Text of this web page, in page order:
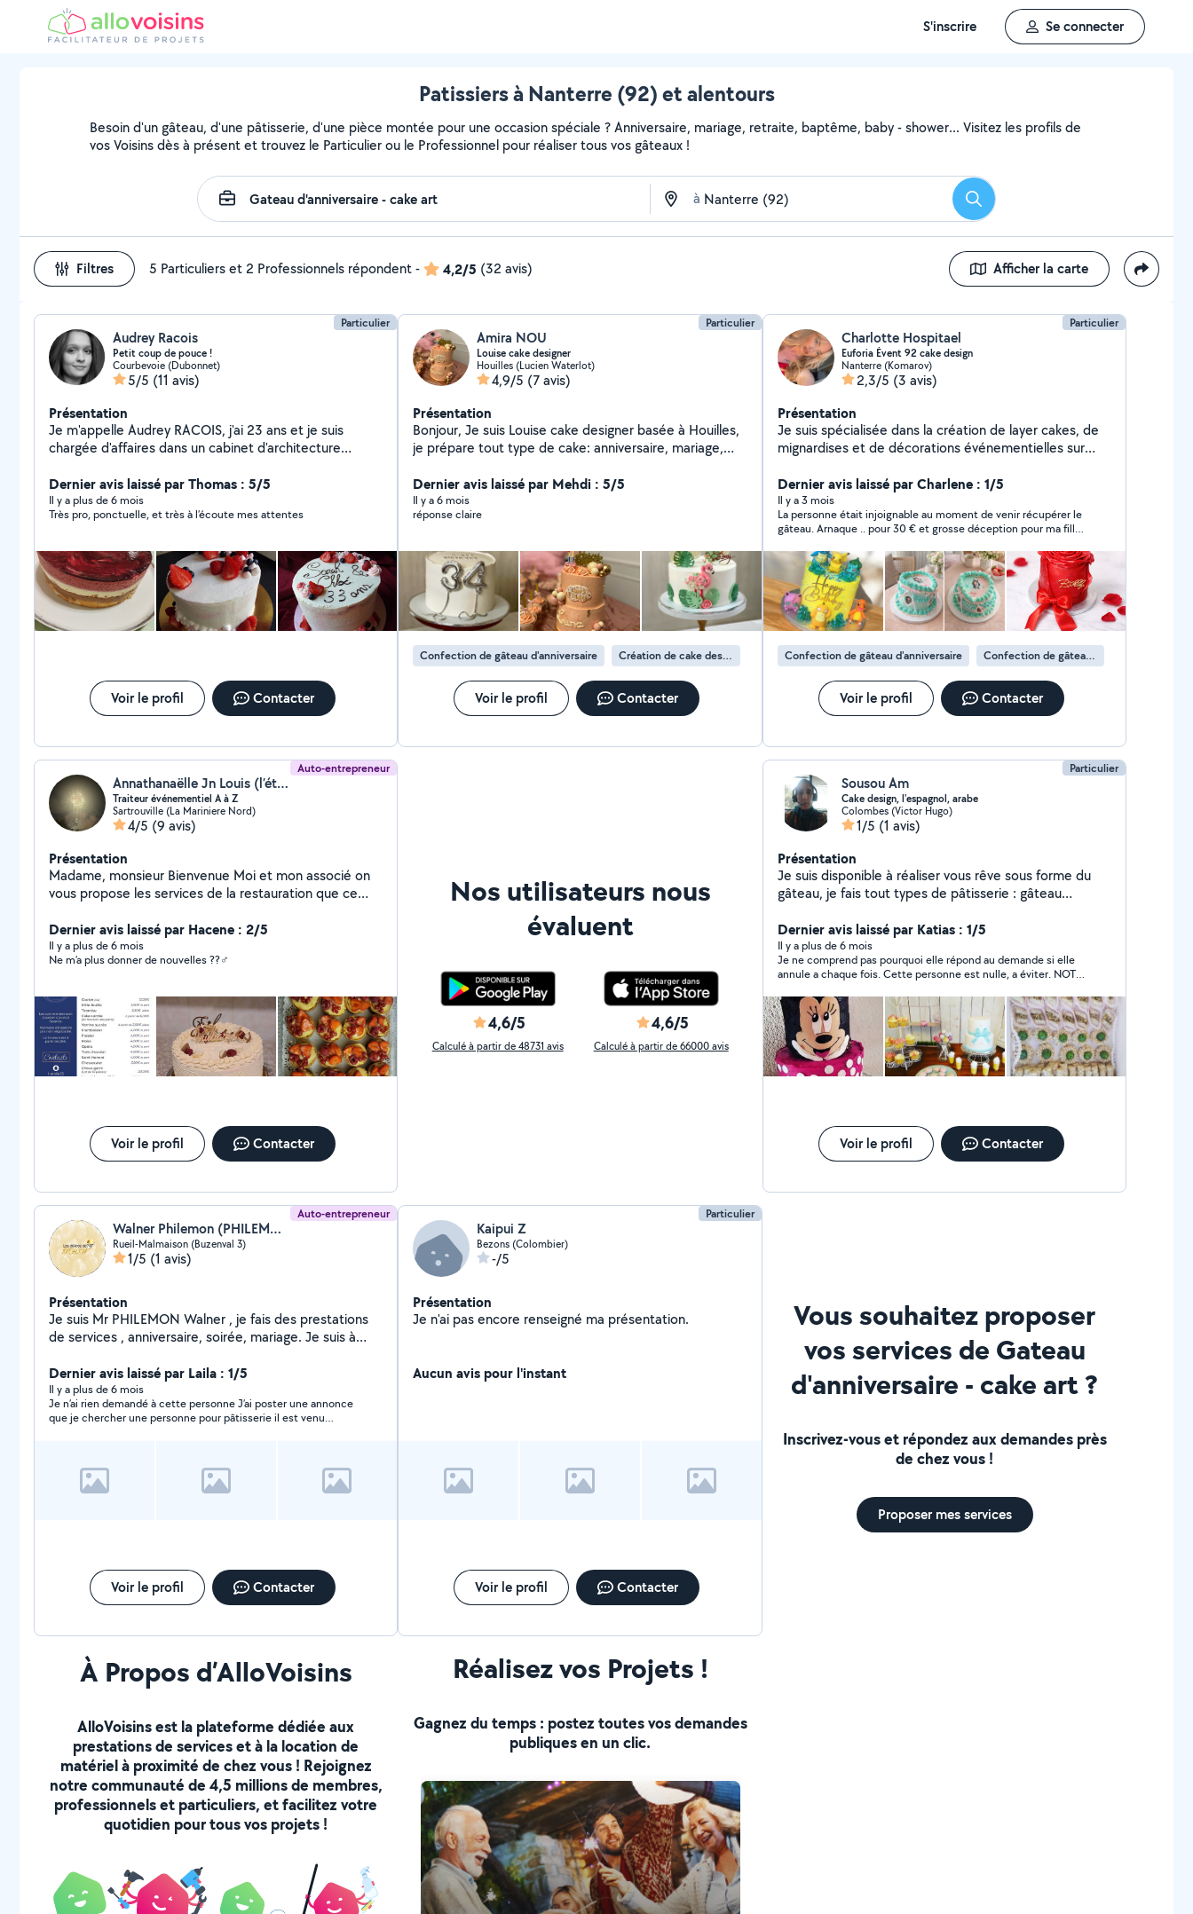
S'inscrire Se connecter
Patissiers à Nanterre (92) et alentours
Besoin d'un gâteau, d'une pâtisserie, d'une pièce montée pour une occasion spéciale ? Anniversaire, mariage, retraite, baptême, baby - shower... Visitez les profils de
vos Voisins dès à présent et trouvez le Particulier ou le Professionnel pour réaliser tous vos gâteaux !
à Rechercher
Filtres 5 Particuliers et 2 Professionnels répondent- 4,2/5 (32 avis) Afficher la carte
Particulier
Audrey Racois
Petit coup de pouce !
Courbevoie (Dubonnet)
5/5 (11 avis)
Présentation
Je m'appelle Audrey RACOIS, j'ai 23 ans et je suis
chargée d'affaires dans un cabinet d'architecture
libre afin d'arrondir mes fins de mois et d'aider des
personnes dans les domaines suivants: Architecture: -
réalisation de plan 2D/3D -réalisation de planning de
personne: -garde d'enfants occasionnelle -grand
ménage (lavage des sols, vitres, vaisselles, linge,
repassage...) disponible uniquement les weekend -
repassage (à mon domicile) -préparation de repas
régulier (meal prep) -réalisation de gâteaux (amateur)
Dernier avis laissé par Thomas : 5/5
Il y a plus de 6 mois
Très pro, ponctuelle, et très à l’écoute mes attentes
Voir le profil Contacter
Particulier
Amira NOU
Louise cake designer
Houilles (Lucien Waterlot)
4,9/5 (7 avis)
Présentation
Bonjour, Je suis Louise cake designer basée à Houilles,
je prépare tout type de cake: anniversaire, mariage,
vos demandes et questions.
Dernier avis laissé par Mehdi : 5/5
Il y a 6 mois
réponse claire
Confection de gâteau d'anniversaire Création de cake design
Voir le profil Contacter
Particulier
Charlotte Hospitael
Euforia Évent 92 cake design
Nanterre (Komarov)
2,3/5 (3 avis)
Présentation
Je suis spécialisée dans la création de layer cakes, de
mignardises et de décorations événementielles sur
maison, avec des ingrédients soigneusement
sélectionnés pour garantir qualité, fraîcheur et saveurs
authentiques. Je mets un point d'honneur à offrir des
créations aussi élégantes que gourmandes, pensées
dans les moindres détails pour sublimer vos
événements. Mon objectif est simple : vous proposer
des produits artisanaux, raffinés et réalisés avec
passion.
Dernier avis laissé par Charlene : 1/5
Il y a 3 mois
La personne était injoignable au moment de venir récupérer le
gâteau. Arnaque .. pour 30 € et grosse déception pour ma fille
Confection de gâteau d'anniversaire Confection de gâteau de mariage
Voir le profil Contacter
Auto-entrepreneur
Annathanaëlle Jn Louis (l’étoile Anna et Jacques)
Traiteur événementiel A à Z
Sartrouville (La Mariniere Nord)
4/5 (9 avis)
Présentation
Madame, monsieur Bienvenue Moi et mon associé on
vous propose les services de la restauration que ce
choses nous vous proposons des produits frais et fais
maison vous trouverais pas moins cher ailleurs Une
cuisine qui a 10 ans expérience dans la restauration
le traiteur et boulangerie un parfait mélange pour vos
futures évènements Vous pouvez voir nos photos nos
flyers sur Instagram au nom letoileanneetjacques
N'hésitez pas à nous Conctacté
Dernier avis laissé par Hacene : 2/5
Il y a plus de 6 mois
Ne m’a plus donner de nouvelles ??‍♂️
Voir le profil Contacter
Nos utilisateurs nous
évaluent
4,6/5
Calculé à partir de 48731 avis
4,6/5
Calculé à partir de 66000 avis
Particulier
Sousou Am
Cake design, l'espagnol, arabe
Colombes (Victor Hugo)
1/5 (1 avis)
Présentation
Je suis disponible à réaliser vous rêve sous forme du
gâteau, je fais tout types de pâtisserie : gâteau
Dernier avis laissé par Katias : 1/5
Il y a plus de 6 mois
Je ne comprend pas pourquoi elle répond au demande si elle
annule a chaque fois. Cette personne est nulle, a éviter. NOTE
Voir le profil Contacter
Auto-entrepreneur
Walner Philemon (PHILEMON)
Rueil-Malmaison (Buzenval 3)
1/5 (1 avis)
Présentation
Je suis Mr PHILEMON Walner , je fais des prestations
de services , anniversaire, soirée, mariage. Je suis à
Dernier avis laissé par Laila : 1/5
Il y a plus de 6 mois
Je n’ai rien demandé à cette personne J’ai poster une annonce
que je chercher une personne pour pâtisserie il est venu
Voir le profil Contacter
Particulier
Kaipui Z
Bezons (Colombier)
-/5
Présentation
Je n'ai pas encore renseigné ma présentation.
Aucun avis pour l'instant
Voir le profil Contacter
Vous souhaitez proposer
vos services de Gateau
d'anniversaire - cake art ?
Inscrivez-vous et répondez aux demandes près
de chez vous !
Proposer mes services
À Propos d’AlloVoisins
AlloVoisins est la plateforme dédiée aux
prestations de services et à la location de
matériel à proximité de chez vous ! Rejoignez
notre communauté de 4,5 millions de membres,
professionnels et particuliers, et facilitez votre
quotidien pour tous vos projets !
Réalisez vos Projets !
Gagnez du temps : postez toutes vos demandes
publiques en un clic.